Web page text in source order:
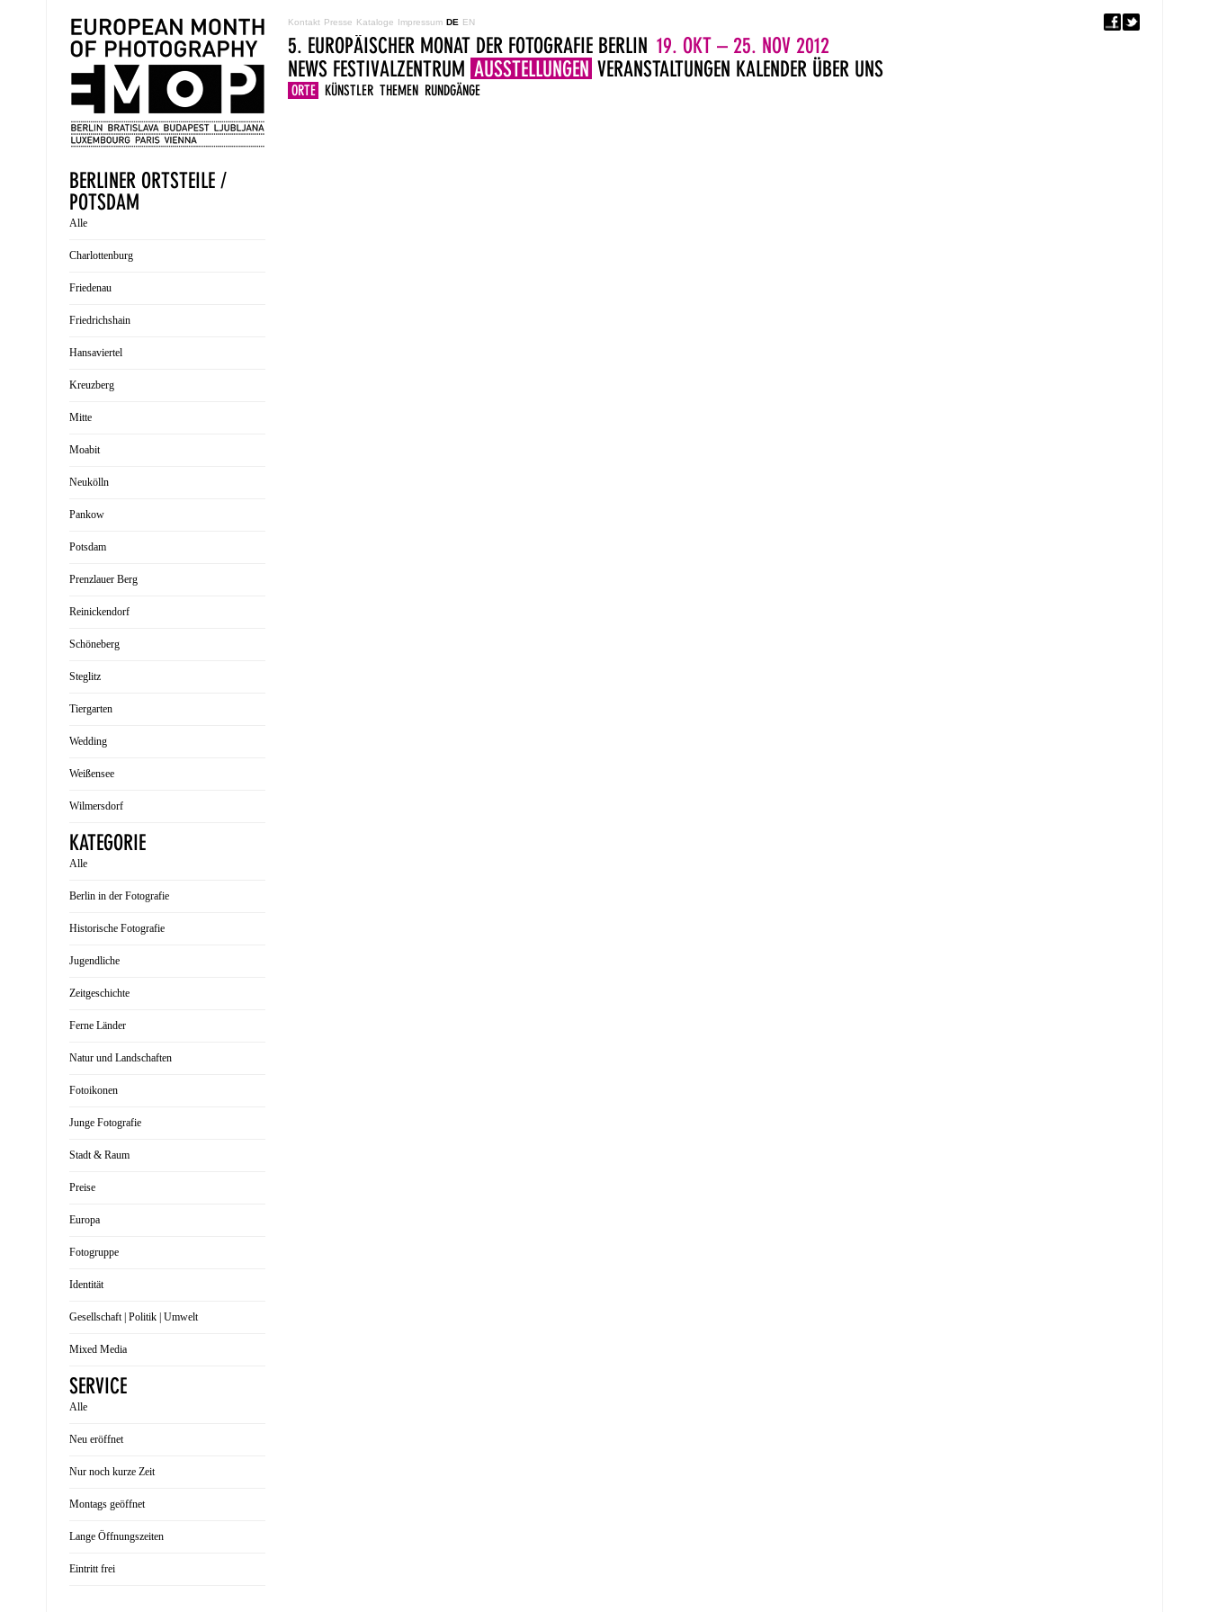
Kontakt Presse Kataloge Impressum DE EN 5. EUROPÄISCHER
5. EUROPÄISCHER MONAT DER FOTOGRAFIE BERLIN 19. OKT – 25. NOV 2012
NEWS FESTIVALZENTRUM AUSSTELLUNGEN
ORTE KÜNSTLER THEMEN RUNDGÄNGE
VERANSTALTUNGEN KALENDER ÜBER UNS
BERLINER ORTSTEILE /
POTSDAM
Alle
Charlottenburg
Friedenau
Friedrichshain
Hansaviertel
Kreuzberg
Mitte
Moabit
Neukölln
Pankow
Potsdam
Prenzlauer Berg
Reinickendorf
Schöneberg
Steglitz
Tiergarten
Wedding
Weißensee
Wilmersdorf
KATEGORIE
Alle
Berlin in der Fotografie
Historische Fotografie
Jugendliche
Zeitgeschichte
Ferne Länder
Natur und Landschaften
Fotoikonen
Junge Fotografie
Stadt & Raum
Preise
Europa
Fotogruppe
Identität
Gesellschaft | Politik | Umwelt
Mixed Media
SERVICE
Alle
Neu eröffnet
Nur noch kurze Zeit
Montags geöffnet
Lange Öffnungszeiten
Eintritt frei